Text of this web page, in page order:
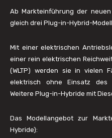
Ab Markteinführung der
gleich drei Plug-in-Hybrid-
Mit einer elektrischen
einer rein elektrischen
(WLTP) werden sie in vielen
elektrisch ohne Einsatz des
Weitere Plug-in-Hybride mit
Das Modellangebot zur
Hybride):